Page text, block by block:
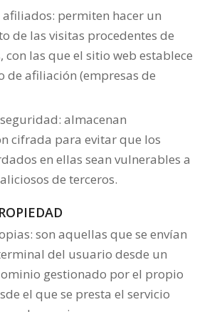
afiliados: permiten hacer un
de las visitas procedentes de
con las que el sitio web establece
de afiliación (empresas de
almacenan
cifrada para evitar que los
en ellas sean vulnerables a
de terceros.
son aquellas que se envían
del usuario desde un
gestionado por el propio
el que se presta el servicio